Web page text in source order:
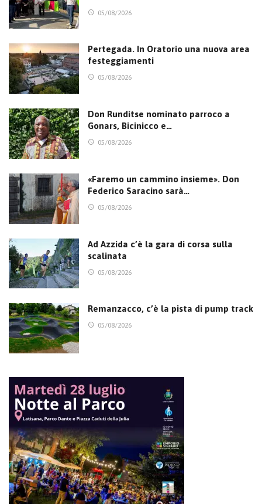
05/08/2026
Pertegada. In Oratorio una nuova area
festeggiamenti
05/08/2026
Don Runditse nominato parroco a
Gonars, Bicinicco e…
05/08/2026
«Faremo un cammino insieme». Don
Federico Saracino sarà…
05/08/2026
Ad Azzida c’è la gara di corsa sulla
scalinata
05/08/2026
Remanzacco, c’è la pista di pump track
05/08/2026